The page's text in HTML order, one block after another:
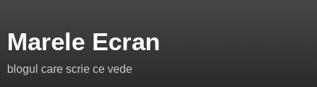
Marele Ecran
blogul care scrie ce vede